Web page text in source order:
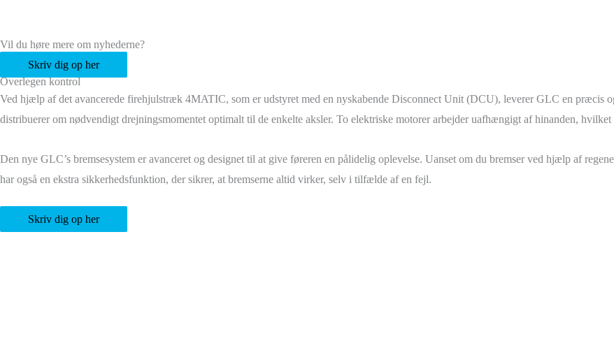
Vil du høre mere om nyhederne?
Skriv dig op her
Overlegen kontrol
Ved hjælp af det avancerede firehjulstræk 4MATIC, som er udstyret med en nyskabende Disconnect Unit (DCU), leverer GLC en præcis
distribuerer om nødvendigt drejningsmomentet optimalt til de enkelte aksler. To elektriske motorer arbejder uafhængigt af hinanden,
Den nye GLC’s bremsesystem er avanceret og designet til at give føreren en pålidelig oplevelse. Uanset om du bremser ved hjælp af
har også en ekstra sikkerhedsfunktion, der sikrer, at bremserne altid virker, selv i tilfælde af en fejl.
Skriv dig op her